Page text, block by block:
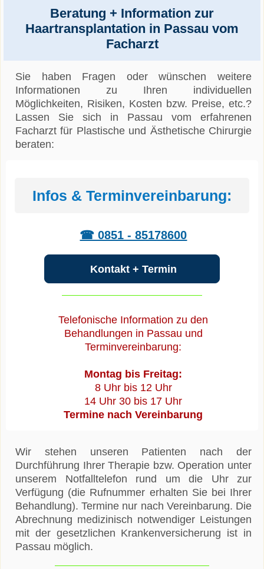
Beratung + Information zur
Haartransplantation in Passau vom
Facharzt
Sie haben Fragen oder wünschen weitere
Informationen zu Ihren individuellen
Möglichkeiten, Risiken, Kosten bzw. Preise, etc.?
Lassen Sie sich in Passau vom erfahrenen
Facharzt für Plastische und Ästhetische Chirurgie
beraten:
Infos & Terminvereinbarung:
☎ 0851 - 85178600
Kontakt + Termin
Telefonische Information zu den
Behandlungen in Passau und
Terminvereinbarung:
Montag bis Freitag:
8 Uhr bis 12 Uhr
14 Uhr 30 bis 17 Uhr
Termine nach Vereinbarung
Wir stehen unseren Patienten nach der
Durchführung Ihrer Therapie bzw. Operation unter
unserem Notfalltelefon rund um die Uhr zur
Verfügung (die Rufnummer erhalten Sie bei Ihrer
Behandlung). Termine nur nach Vereinbarung. Die
Abrechnung medizinisch notwendiger Leistungen
mit der gesetzlichen Krankenversicherung ist in
Passau möglich.